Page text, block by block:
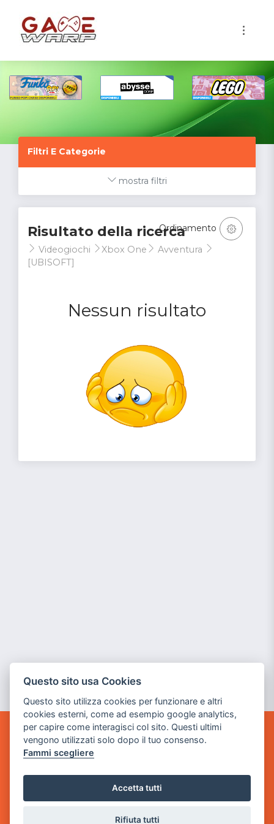
Filtri E Categorie
mostra filtri
Risultato della ricerca
Videogiochi Xbox One
Avventura
[UBISOFT]
Nessun risultato
Ordinamento
GAME WARP
BY POWER GAME SRL
Sede Legale
via Villaggio dei Platani, 3
- 25014 Castenedolo, Brescia
Questo sito usa Cookies
Questo sito utilizza cookies per funzionare e altri
cookies esterni, come ad esempio google analytics,
per capire come interagisci col sito. Questi ultimi
vengono utilizzati solo dopo il tuo consenso.
Fammi scegliere
Accetta tutti
Rifiuta tutti